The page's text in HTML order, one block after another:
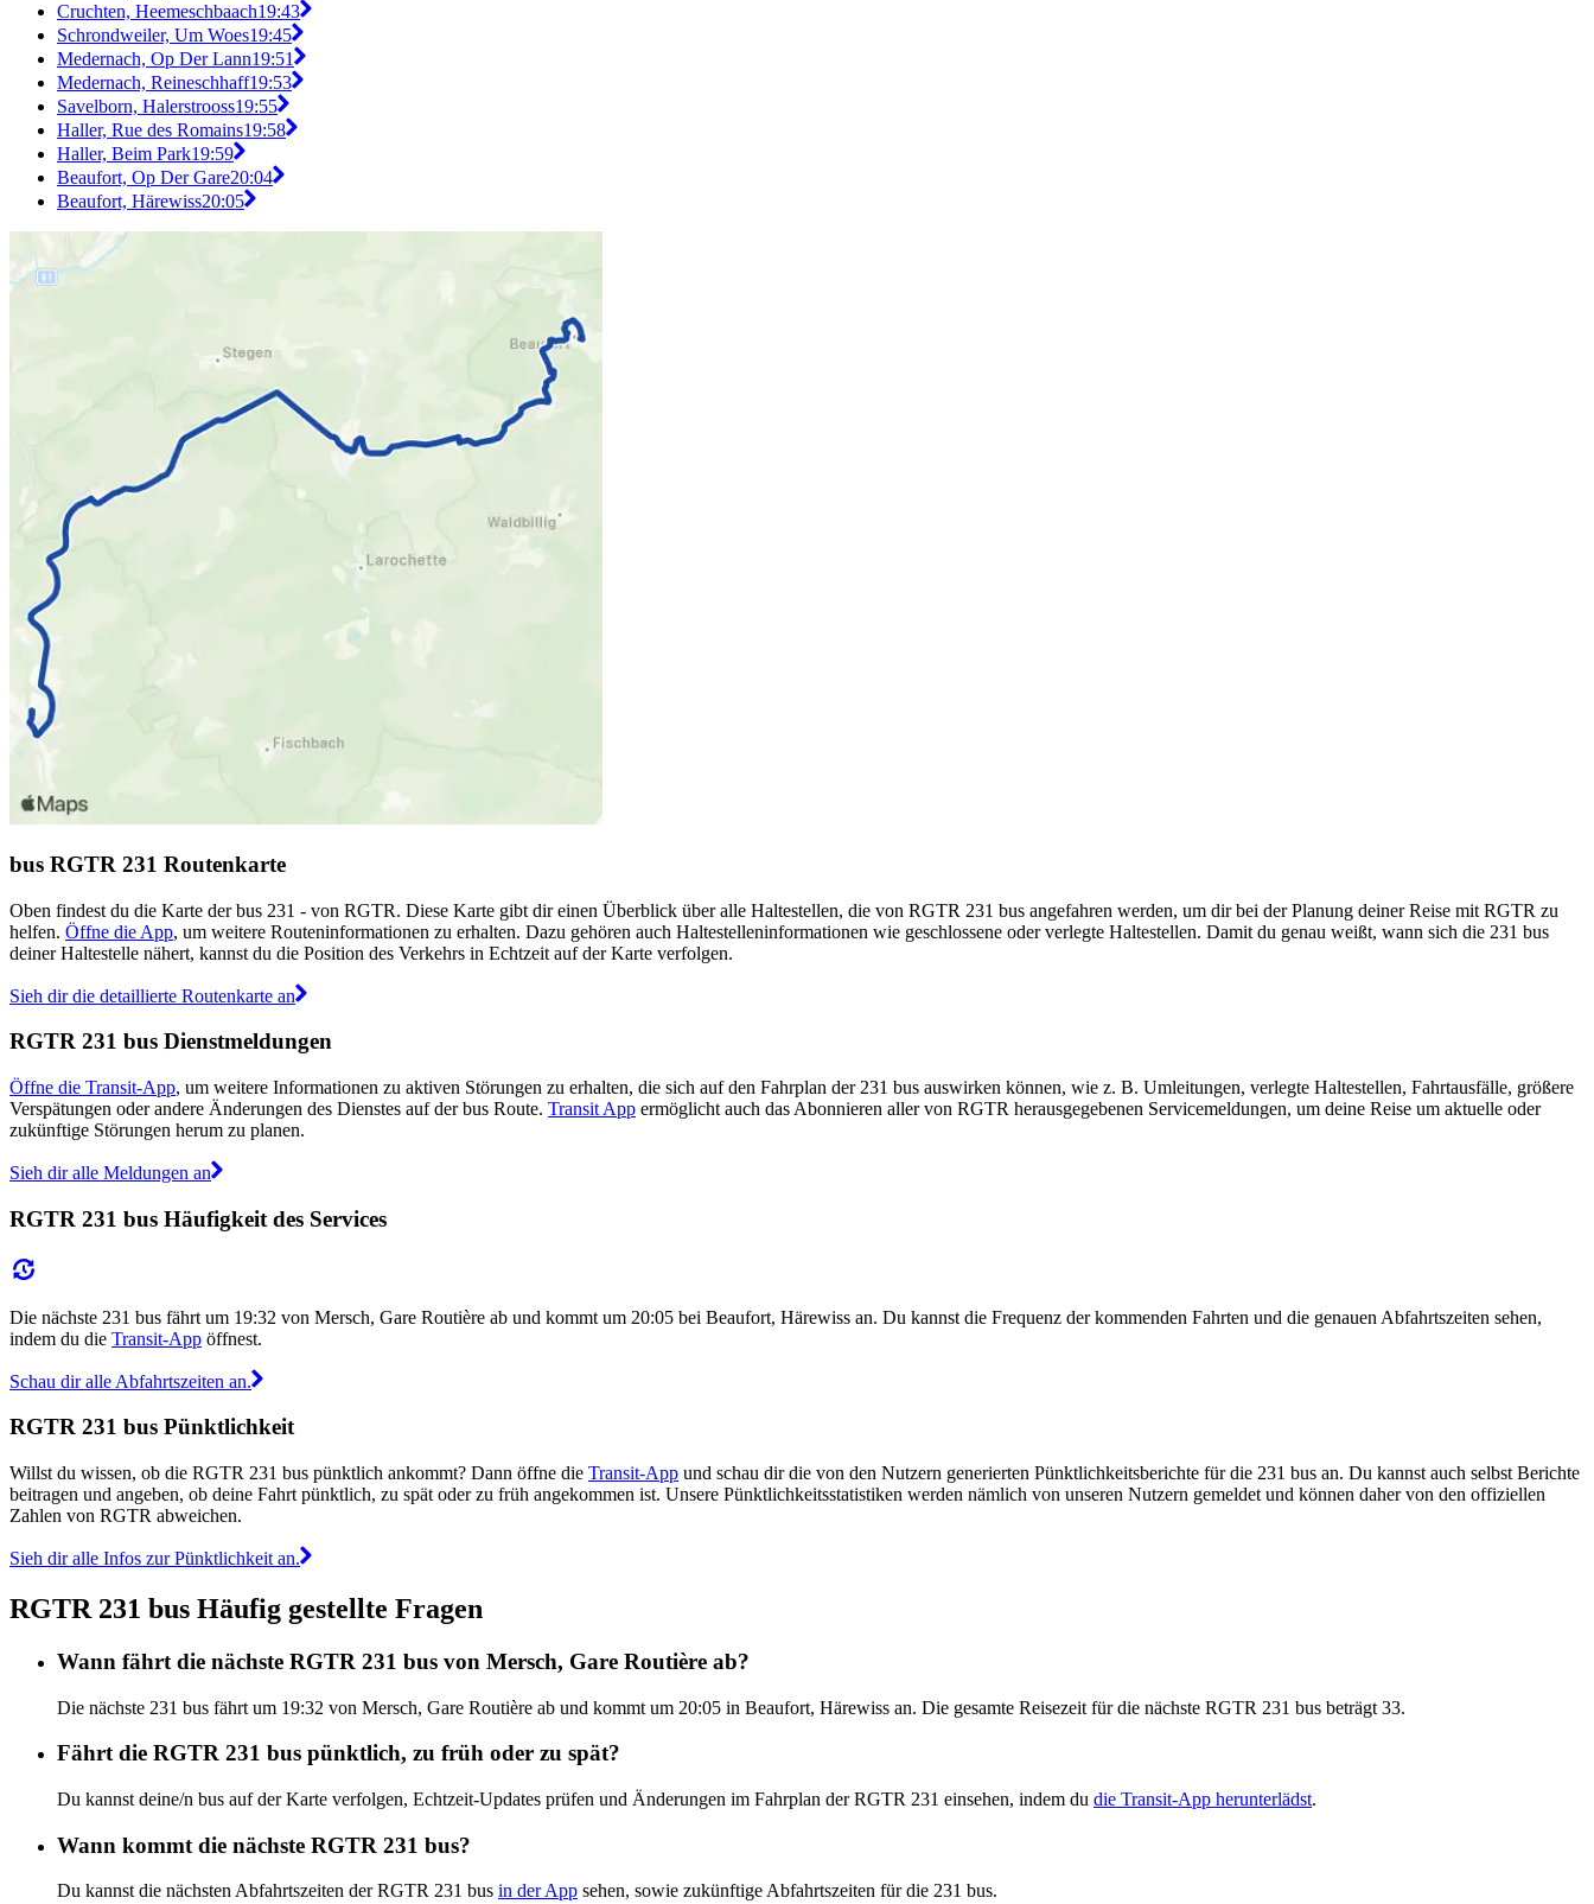
Cruchten, Heemeschbaach19:43
Schrondweiler, Um Woes19:45
Medernach, Op Der Lann19:51
Medernach, Reineschhaff19:53
Savelborn, Halerstrooss19:55
Haller, Rue des Romains19:58
Haller, Beim Park19:59
Beaufort, Op Der Gare20:04
Beaufort, Härewiss20:05
bus RGTR 231 Routenkarte
Oben findest du die Karte der bus 231 - von RGTR. Diese Karte gibt dir einen Überblick über alle Haltestellen, die von RGTR 231 bus angefahren werden, um dir bei der Planung deiner Reise mit RGTR zu
helfen. Öffne die App, um weitere Routeninformationen zu erhalten. Dazu gehören auch Haltestelleninformationen wie geschlossene oder verlegte Haltestellen. Damit du genau weißt, wann sich die 231 bus
deiner Haltestelle nähert, kannst du die Position des Verkehrs in Echtzeit auf der Karte verfolgen.
Sieh dir die detaillierte Routenkarte an
RGTR 231 bus Dienstmeldungen
Öffne die Transit-App, um weitere Informationen zu aktiven Störungen zu erhalten, die sich auf den Fahrplan der 231 bus auswirken können, wie z. B. Umleitungen, verlegte Haltestellen, Fahrtausfälle, größere
Verspätungen oder andere Änderungen des Dienstes auf der bus Route. Transit App ermöglicht auch das Abonnieren aller von RGTR herausgegebenen Servicemeldungen, um deine Reise um aktuelle oder
zukünftige Störungen herum zu planen.
Sieh dir alle Meldungen an
RGTR 231 bus Häufigkeit des Services
Die nächste 231 bus fährt um 19:32 von Mersch, Gare Routière ab und kommt um 20:05 bei Beaufort, Härewiss an. Du kannst die Frequenz der kommenden Fahrten und die genauen Abfahrtszeiten sehen,
indem du die Transit-App öffnest.
Schau dir alle Abfahrtszeiten an.
RGTR 231 bus Pünktlichkeit
Willst du wissen, ob die RGTR 231 bus pünktlich ankommt? Dann öffne die Transit-App und schau dir die von den Nutzern generierten Pünktlichkeitsberichte für die 231 bus an. Du kannst auch selbst Berichte
beitragen und angeben, ob deine Fahrt pünktlich, zu spät oder zu früh angekommen ist. Unsere Pünktlichkeitsstatistiken werden nämlich von unseren Nutzern gemeldet und können daher von den offiziellen
Zahlen von RGTR abweichen.
Sieh dir alle Infos zur Pünktlichkeit an.
RGTR 231 bus Häufig gestellte Fragen
Wann fährt die nächste RGTR 231 bus von Mersch, Gare Routière ab?
Die nächste 231 bus fährt um 19:32 von Mersch, Gare Routière ab und kommt um 20:05 in Beaufort, Härewiss an. Die gesamte Reisezeit für die nächste RGTR 231 bus beträgt 33.
Fährt die RGTR 231 bus pünktlich, zu früh oder zu spät?
Du kannst deine/n bus auf der Karte verfolgen, Echtzeit-Updates prüfen und Änderungen im Fahrplan der RGTR 231 einsehen, indem du die Transit-App herunterlädst.
Wann kommt die nächste RGTR 231 bus?
Du kannst die nächsten Abfahrtszeiten der RGTR 231 bus in der App sehen, sowie zukünftige Abfahrtszeiten für die 231 bus.